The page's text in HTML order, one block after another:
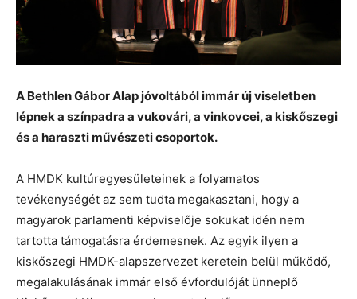
A Bethlen Gábor Alap jóvoltából immár új viseletben
lépnek a színpadra a vukovári, a vinkovcei, a kiskőszegi
és a haraszti művészeti csoportok.
A HMDK kultúregyesületeinek a folyamatos
tevékenységét az sem tudta megakasztani, hogy a
magyarok parlamenti képviselője sokukat idén nem
tartotta támogatásra érdemesnek. Az egyik ilyen a
kiskőszegi HMDK-alapszervezet keretein belül működő,
megalakulásának immár első évfordulóját ünneplő